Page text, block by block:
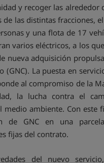
y recoger las alrededor
de las distintas fracciones,
y una flota de 17
varios eléctricos, a los
nueva adquisición
(GNC). La puesta en
al compromiso de la
la lucha contra el
medio ambiente. Con este
de GNC en una
fijas del contrato.
del nuevo